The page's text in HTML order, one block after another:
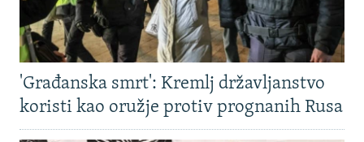
'Građanska smrt': Kremlj državljanstvo
koristi kao oružje protiv prognanih Rusa